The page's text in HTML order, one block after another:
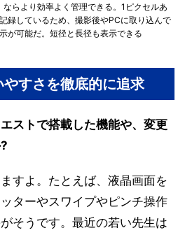
らより効率よく管理できる。1ピクセルあ
録しているため、撮影後やPCに取り込んで
が可能だ。短径と長径も表示できる
すさを徹底的に追求
ストで搭載した機能や、変更
ますよ。たとえば、液晶画面を
ターやスワイプやピンチ操作
そうです。最近の若い先生は